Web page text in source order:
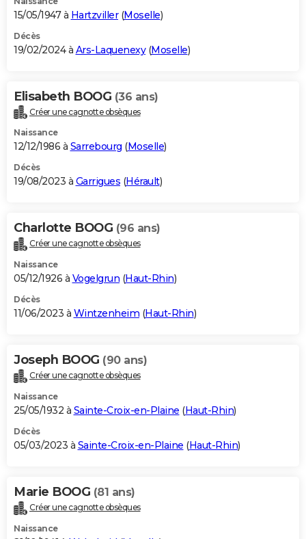
15/05/1947 à Hartzviller(Moselle)
Décès
19/02/2024 à Ars-Laquenexy(Moselle)
Elisabeth BOOG (36 ans)
Créer une cagnotte obsèques
Naissance
12/12/1986 à Sarrebourg (Moselle)
Décès
19/08/2023 à Garrigues (Hérault)
Charlotte BOOG (96 ans)
Créer une cagnotte obsèques
Naissance
05/12/1926 à Vogelgrun (Haut-Rhin)
Décès
11/06/2023 à Wintzenheim (Haut-Rhin)
Joseph BOOG (90 ans)
Créer une cagnotte obsèques
Naissance
25/05/1932 à Sainte-Croix-en-Plaine (Haut-Rhin)
Décès
05/03/2023 à Sainte-Croix-en-Plaine (Haut-Rhin)
Marie BOOG (81 ans)
Créer une cagnotte obsèques
Naissance